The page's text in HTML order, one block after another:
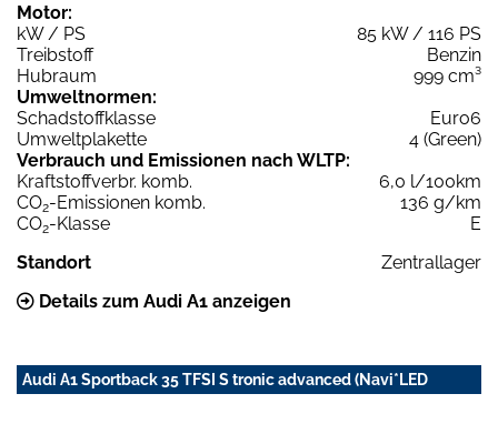
Motor:
kW / PS
85 kW / 116 PS
Treibstoff
Benzin
Hubraum
999 cm³
Umweltnormen:
Schadstoffklasse
Euro6
Umweltplakette
4 (Green)
Verbrauch und Emissionen nach WLTP:
Kraftstoffverbr. komb.
6,0 l/100km
CO2-Emissionen komb.
136 g/km
CO2-Klasse
E
Standort
Zentrallager
Details zum Audi A1 anzeigen
Audi A1 Sportback 35 TFSI S tronic advanced (Navi*LED